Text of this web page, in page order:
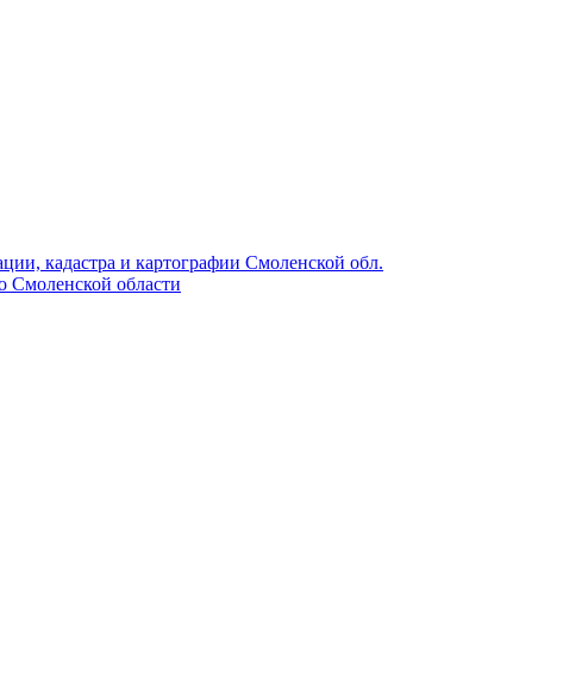
кадастра и картографии Смоленской обл.
Смоленской области